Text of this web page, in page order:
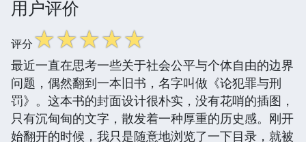
用户评价
评分☆☆☆☆☆
最近一直在思考一些关于社会公平与个体自由的边界
问题，偶然翻到一本旧书，名字叫做《论犯罪与刑
罚》。这本书的封面设计很朴实，没有花哨的插图，
只有沉甸甸的文字，散发着一种厚重的历史感。刚开
始翻开的时候，我只是随意地浏览了一下目录，就被